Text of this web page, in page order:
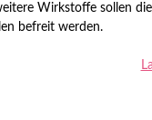
Wirkstoffe sollen die
befreit werden.